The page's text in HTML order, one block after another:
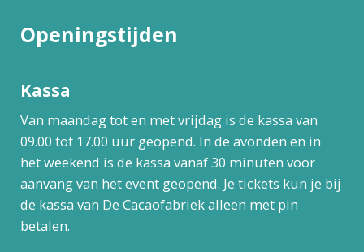
Openingstijden
Kassa
Van maandag tot en met vrijdag is de kassa van
09.00 tot 17.00 uur geopend. In de avonden en in
het weekend is de kassa vanaf 30 minuten voor
aanvang van het event geopend. Je tickets kun je bij
de kassa van De Cacaofabriek alleen met pin
betalen.